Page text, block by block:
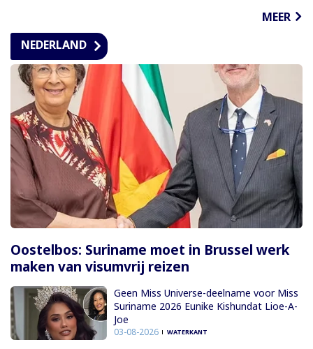
MEER
NEDERLAND
Oostelbos: Suriname moet in Brussel werk
maken van visumvrij reizen
Geen Miss Universe-deelname voor Miss
Suriname 2026 Eunike Kishundat Lioe-A-
Joe
03-08-2026 WATERKANT